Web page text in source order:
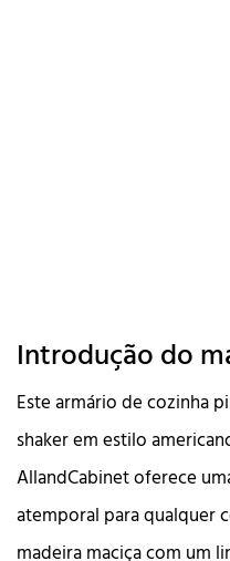
Introdução do
Este armário de cozinha
shaker em estilo
AllandCabinet oferece
atemporal para qualquer
madeira maciça com um